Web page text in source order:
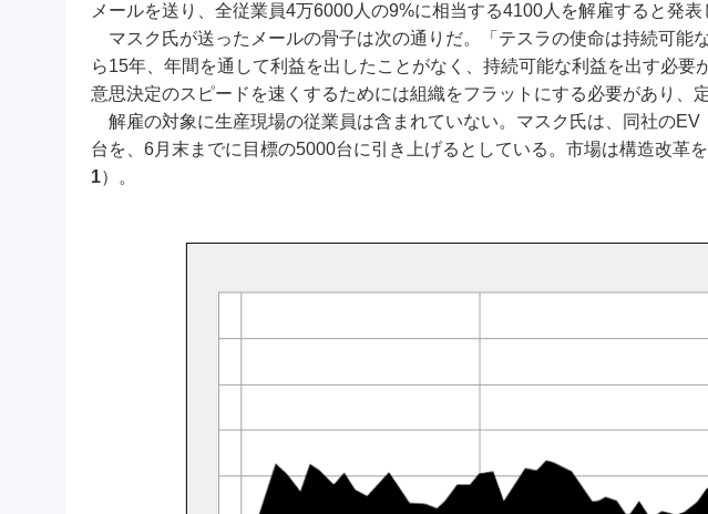
メールを送り、全従業員4万6000人の9%に相当する4100人を解雇すると発表
マスク氏が送ったメールの骨子は次の通りだ。「テスラの使命は持続可能
ら15年、年間を通して利益を出したことがなく、持続可能な利益を出す必要
意思決定のスピードを速くするためには組織をフラットにする必要があり、
解雇の対象に生産現場の従業員は含まれていない。マスク氏は、同社の
台を、6月末までに目標の5000台に引き上げるとしている。市場は構造改革
1）。